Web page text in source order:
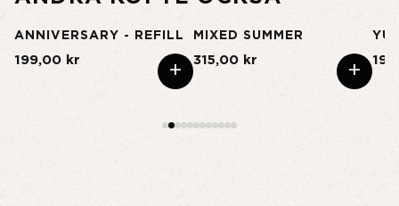
ANNIVERSARY - REFILL
199,00 kr
+
MIXED SUMMER
315,00 kr
+